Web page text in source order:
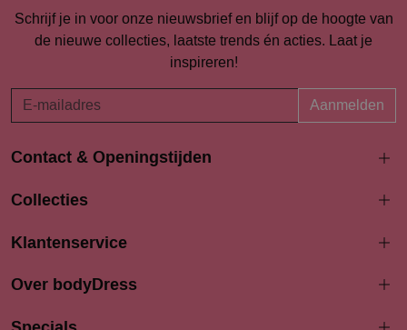
Schrijf je in voor onze nieuwsbrief en blijf op de hoogte van
de nieuwe collecties, laatste trends én acties. Laat je
inspireren!
Aanmelden
Contact & Openingstijden
Langestraat 94-96
033 4690704
Openingstijden
13:00 - 17:30
Collecties
Klantenservice
Over bodyDress